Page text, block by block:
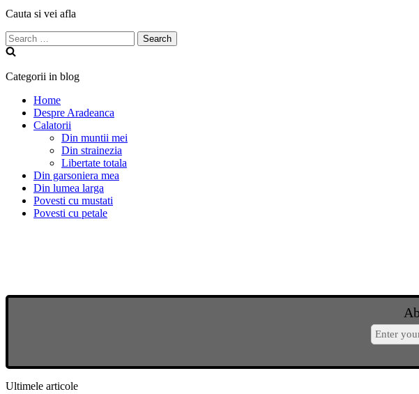
Cauta si vei afla
Search
for:
Categorii in blog
Home
Despre Aradeanca
Calatorii
Din muntii mei
Din strainezia
Libertate totala
Din garsoniera mea
Din lumea larga
Povesti cu mustati
Povesti cu petale
Ultimele articole